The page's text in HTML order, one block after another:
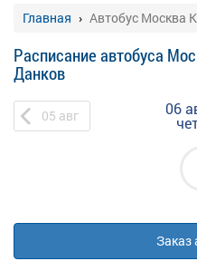
Главная Автобус Москва
Расписание автобуса
Данков
05 авг 06
Заказ